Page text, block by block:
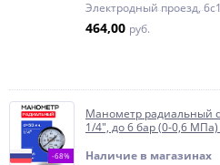
Электродный проезд, 6с1
464,00 руб.
-68%
Манометр радиальный
1/4", до 6 бар (0-0,6
Наличие в магазинах